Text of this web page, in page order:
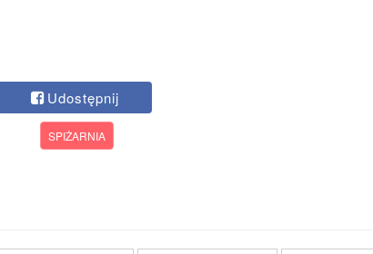
Udostępnij
SPIŻARNIA